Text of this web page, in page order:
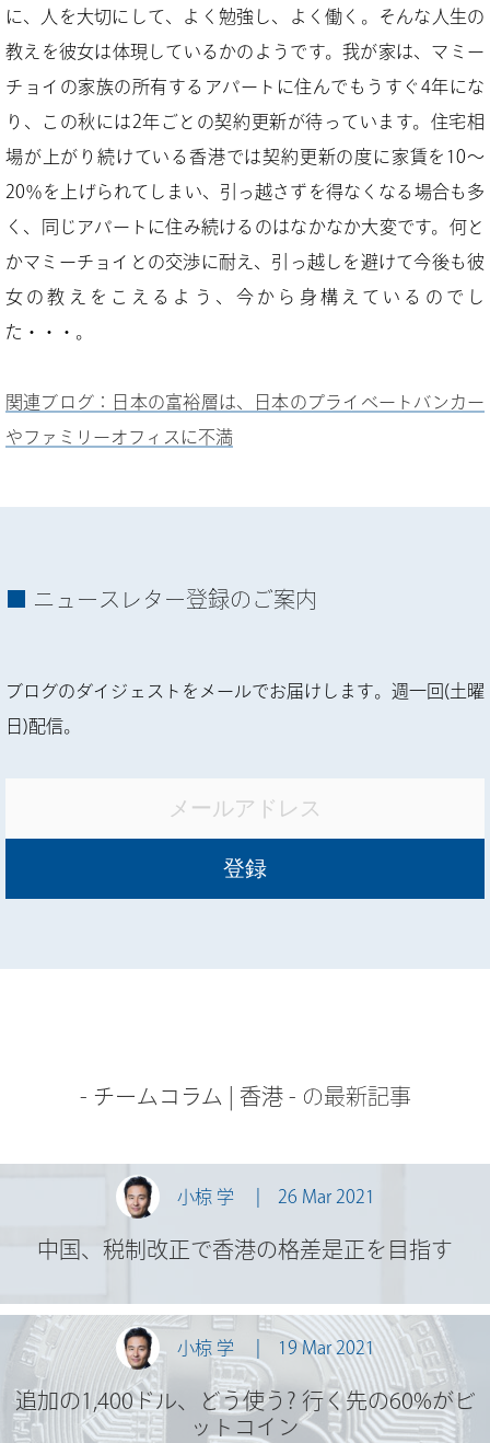
に、人を大切にして、よく勉強し、よく働く。そんな人生の
教えを彼女は体現しているかのようです。我が家は、マミー
チョイの家族の所有するアパートに住んでもうすぐ4年にな
り、この秋には2年ごとの契約更新が待っています。住宅相
場が上がり続けている香港では契約更新の度に家賃を10～
20％を上げられてしまい、引っ越さずを得なくなる場合も多
く、同じアパートに住み続けるのはなかなか大変です。何と
かマミーチョイとの交渉に耐え、引っ越しを避けて今後も彼
女の教えをこえるよう、今から身構えているのでし
た・・・。
関連ブログ：日本の富裕層は、日本のプライベートバンカー
やファミリーオフィスに不満
ニュースレター登録のご案内
ブログのダイジェストをメールでお届けします。週一回(土曜
日)配信。
- チームコラム 香港- の最新記事
小椋 学 26 Mar 2021
中国、税制改正で香港の格差是正を目指す
小椋 学 19 Mar 2021
追加の1,400ドル、どう使う? 行く先の60%がビ
ットコイン